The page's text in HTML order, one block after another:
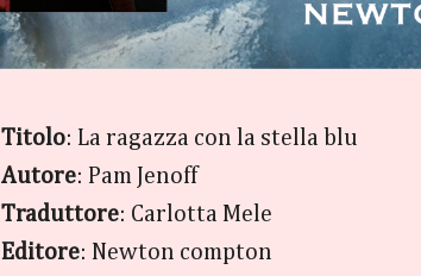
Titolo: La ragazza con la stella blu
Autore: Pam Jenoff
Traduttore: Carlotta Mele
Editore: Newton compton